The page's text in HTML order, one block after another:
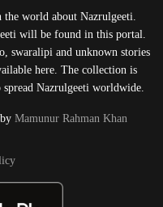
world about Nazrulgeeti.
will be found in this portal.
swaralipi and unknown stories
here. The collection is
Nazrulgeeti worldwide.
Mamunur Rahman Khan